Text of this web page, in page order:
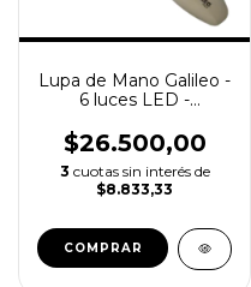
Lupa de Mano Galileo -
6 luces LED -
$26.500,00
3 cuotas sin interés de
$8.833,33